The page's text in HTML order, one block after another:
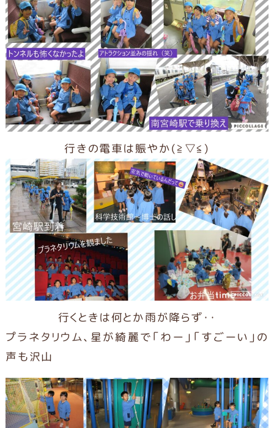
行きの電車は賑やか(≧▽≦)
行くときは何とか雨が降らず・・
プラネタリウム、星が綺麗で「わー」「すごーい」の
声も沢山